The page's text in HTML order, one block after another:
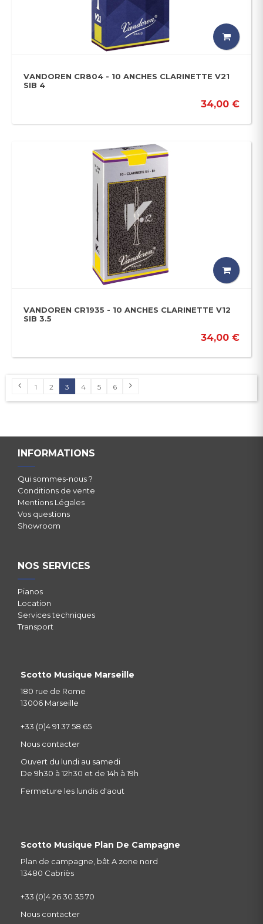
VANDOREN CR804 - 10 ANCHES CLARINETTE V21
SIB 4
34,00 €
VANDOREN CR1935 - 10 ANCHES CLARINETTE V12
SIB 3.5
34,00 €
1 2 3 4 5 6
INFORMATIONS
Qui sommes-nous ?
Conditions de vente
Mentions Légales
Vos questions
Showroom
NOS SERVICES
Pianos
Location
Services techniques
Transport
Scotto Musique Marseille
180 rue de Rome
13006 Marseille
+33 (0)4 91 37 58 65
Nous contacter
Ouvert du lundi au samedi
De 9h30 à 12h30 et de 14h à 19h
Fermeture les lundis d'aout
Scotto Musique Plan De Campagne
Plan de campagne, bât A zone nord
13480 Cabriès
+33 (0)4 26 30 35 70
Nous contacter